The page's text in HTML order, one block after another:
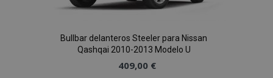
Bullbar delanteros Steeler para Nissan
Qashqai 2010-2013 Modelo U
409,00 €